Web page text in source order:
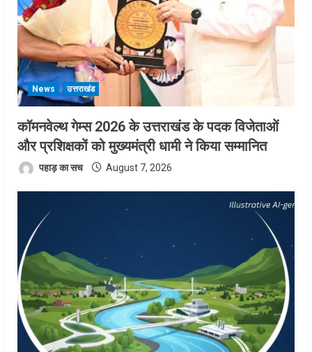
News उत्तराखंड
कॉमनवेल्थ गेम्स 2026 के उत्तराखंड के पदक विजेताओं
और प्रशिक्षकों को मुख्यमंत्री धामी ने किया सम्मानित
पहाड़ का सच August 7, 2026